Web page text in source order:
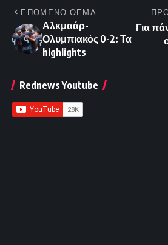
ΕΠΟΜΕΝΟ ΘΕΜΑ
Αλκμαάρ-
Ολυμπιακός 0-2: Τα
highlights
Για
Rednews Youtube